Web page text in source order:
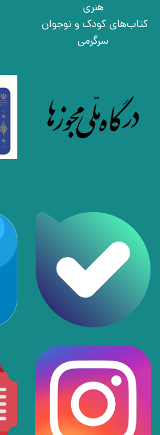
هنری
کتاب‌های کودک و نوجوان
سرگرمی